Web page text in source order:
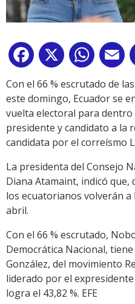
Facebook
X
Con el 66 % escrutado de
este domingo, Ecuador se
vuelta electoral para dentro
presidente y candidato a la
candidata por el correísmo
La presidenta del Consejo
Diana Atamaint, indicó que,
los ecuatorianos volverán
abril.
Con el 66 % escrutado,
Democrática Nacional,
González, del movimiento
liderado por el
logra el 43,82 %. EFE